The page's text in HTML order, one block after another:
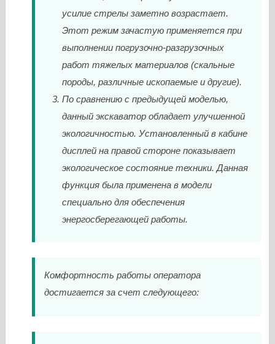
усилие стрелы заметно возрастает.
Этот режим зачастую применяется при
выполнении погрузочно-разгрузочных
работ тяжелых материалов (скальные
породы, различные ископаемые и другие).
По сравнению с предыдущей моделью,
данный экскаватор обладает улучшенной
экологичностью. Установленный в кабине
дисплей на правой стороне показывает
экологическое состояние техники. Данная
функция была применена в модели
специально для обеспечения
энергосберегающей работы.
Комфортность работы оператора
достигается за счет следующего: